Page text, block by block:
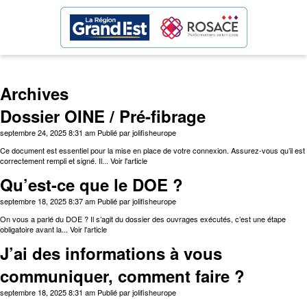
Archives
Dossier OINE / Pré-fibrage
septembre 24, 2025 8:31 am Publié parjolifisheurope
Ce document est essentiel pour la mise en place de votre connexion. Assurez-vous qu’il est
correctement rempli et signé. Il... Voir l'article
Qu’est-ce que le DOE ?
septembre 18, 2025 8:37 am Publié parjolifisheurope
On vous a parlé du DOE ? Il s’agit du dossier des ouvrages exécutés, c’est une étape
obligatoire avant la... Voir l'article
J’ai des informations à vous
communiquer, comment faire ?
septembre 18, 2025 8:31 am Publié parjolifisheurope